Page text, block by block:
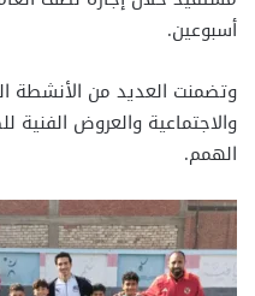
أسبوعين.
وتضمنت العديد من الأنشطة
والاجتماعية والعروض الفنية
الهمم.